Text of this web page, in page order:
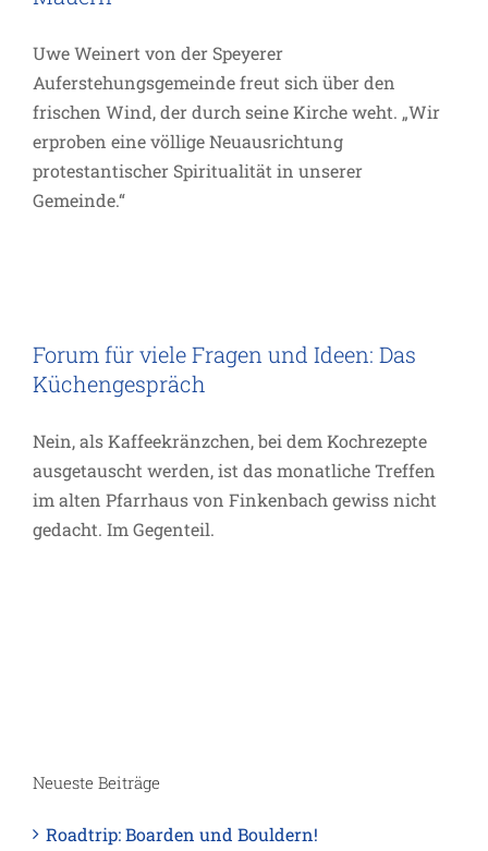
Uwe Weinert von der Speyerer
Auferstehungsgemeinde freut sich über den
frischen Wind, der durch seine Kirche weht. „Wir
erproben eine völlige Neuausrichtung
protestantischer Spiritualität in unserer
Gemeinde.“
Projekte
Forum für viele Fragen und Ideen: Das
Küchengespräch
Nein, als Kaffeekränzchen, bei dem Kochrezepte
ausgetauscht werden, ist das monatliche Treffen
im alten Pfarrhaus von Finkenbach gewiss nicht
gedacht. Im Gegenteil.
Neueste Beiträge
Roadtrip: Boarden und Bouldern!